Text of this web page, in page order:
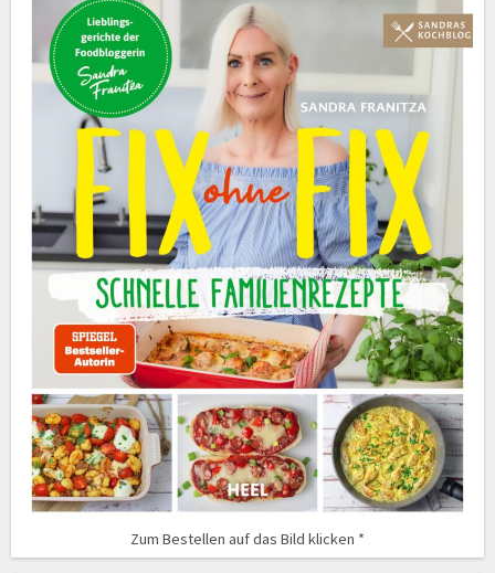
Zum Bestellen auf das Bild klicken *